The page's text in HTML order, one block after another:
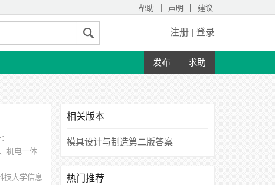
帮助 | 声明 | 建议
注册 | 登录
发布 求助
机电一体
技大学信息
相关版本
模具设计与制造第二版答案
热门推荐